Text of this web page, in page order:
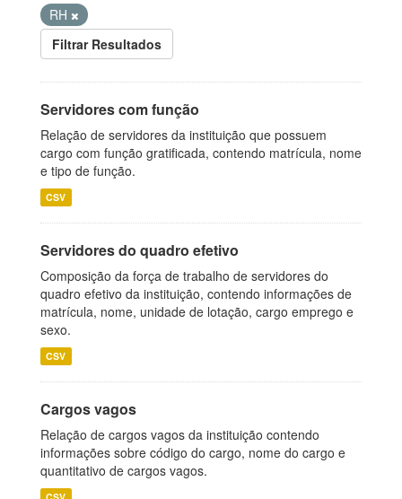
RH
Filtrar Resultados
Servidores com função
Relação de servidores da instituição que possuem
cargo com função gratificada, contendo matrícula, nome
e tipo de função.
CSV
Servidores do quadro efetivo
Composição da força de trabalho de servidores do
quadro efetivo da instituição, contendo informações de
matrícula, nome, unidade de lotação, cargo emprego e
sexo.
CSV
Cargos vagos
Relação de cargos vagos da instituição contendo
informações sobre código do cargo, nome do cargo e
quantitativo de cargos vagos.